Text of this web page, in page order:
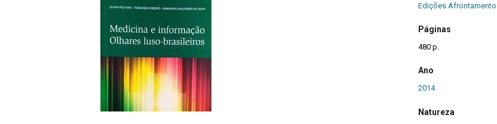
Edições Afrontamento
Páginas
480 p.
Ano
2014
Natureza